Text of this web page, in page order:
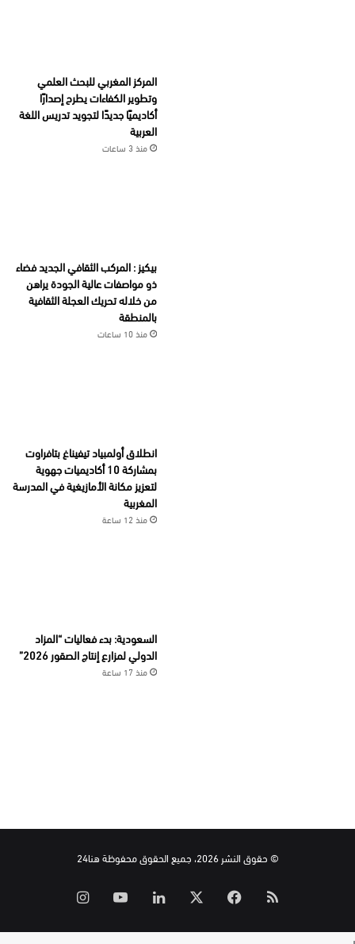
المركز المغربي للبحث العلمي
وتطوير الكفاءات يطرح إصدارًا
أكاديميًا جديدًا لتجويد تدريس اللغة
العربية
منذ 3 ساعات
بيكيز : المركب الثقافي الجديد فضاء
ذو مواصفات عالية الجودة يراهن
من خلاله تحريك العجلة الثقافية
بالمنطقة
منذ 10 ساعات
انطلاق أولمبياد تيفيناغ بتافراوت
بمشاركة 10 أكاديميات جهوية
لتعزيز مكانة الأمازيغية في المدرسة
المغربية
منذ 12 ساعة
السعودية: بدء فعاليات “المزاد
الدولي لمزارع إنتاج الصقور 2026”
منذ 17 ساعة
© حقوق النشر 2026، جميع الحقوق محفوظة هنا24
ملخص
الموقع
فيسبوك لينكدإن ‫YouTube
ر